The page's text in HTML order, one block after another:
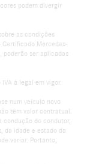
podem divergir
as condições
Certificado Mercedes-
poderão ser aplicadas
à legal em vigor.
num veículo novo
têm valor contratual.
condução do condutor,
da idade e estado da
variar. Portanto,